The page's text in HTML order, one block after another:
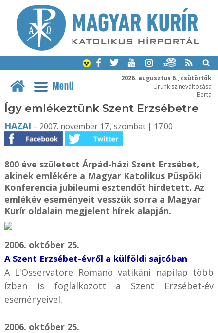
2026. augusztus 6., csütörtök
Urunk színeváltozása
Berta
Menü
Így emlékeztünk Szent Erzsébetre
HAZAI – 2007. november 17., szombat | 17:00
800 éve született Árpád-házi Szent Erzsébet,
akinek emlékére a Magyar Katolikus Püspöki
Konferencia jubileumi esztendőt hirdetett. Az
emlékév eseményeit vesszük sorra a Magyar
Kurír oldalain megjelent hírek alapján.
2006. október 25.
A Szent Erzsébet-évről a külföldi sajtóban
A L'Osservatore Romano vatikáni napilap több
ízben is foglalkozott a Szent Erzsébet-év
eseményeivel.
2006. október 25.